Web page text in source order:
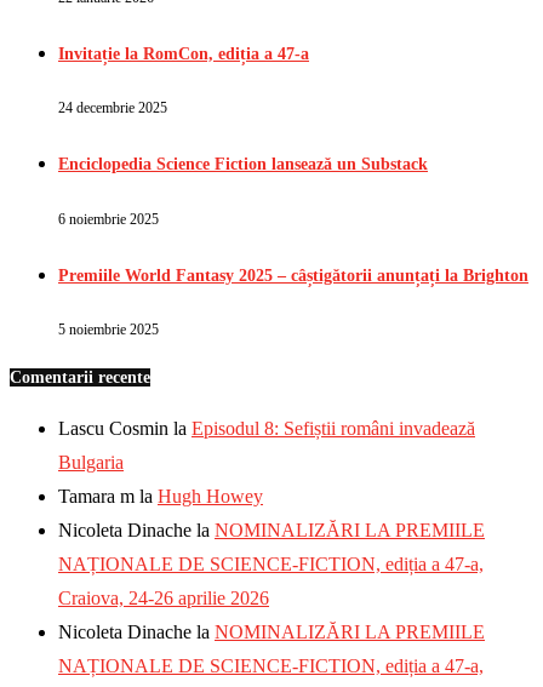
Invitație la RomCon, ediția a 47-a
24 decembrie 2025
Enciclopedia Science Fiction lansează un Substack
6 noiembrie 2025
Premiile World Fantasy 2025 – câștigătorii anunțați la Brighton
5 noiembrie 2025
Comentarii recente
Lascu Cosmin la Episodul 8: Sefiștii români invadează
Bulgaria
Tamara m la Hugh Howey
Nicoleta Dinache la NOMINALIZĂRI LA PREMIILE
NAȚIONALE DE SCIENCE-FICTION, ediția a 47-a,
Craiova, 24-26 aprilie 2026
Nicoleta Dinache la NOMINALIZĂRI LA PREMIILE
NAȚIONALE DE SCIENCE-FICTION, ediția a 47-a,